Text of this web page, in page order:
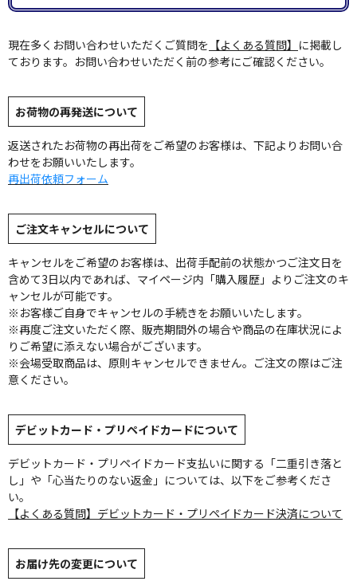
現在多くお問い合わせいただくご質問を 【よくある質問】 に掲載し
ております。お問い合わせいただく前の参考にご確認ください。
お荷物の再発送について
返送されたお荷物の再出荷をご希望のお客様は、下記よりお問い合
わせをお願いいたします。
再出荷依頼フォーム
ご注文キャンセルについて
キャンセルをご希望のお客様は、出荷手配前の状態かつご注文日を
含めて3日以内であれば、マイページ内「購入履歴」よりご注文のキ
ャンセルが可能です。
※お客様ご自身でキャンセルの手続きをお願いいたします。
※再度ご注文いただく際、販売期間外の場合や商品の在庫状況によ
りご希望に添えない場合がございます。
※会場受取商品は、原則キャンセルできません。ご注文の際はご注
意ください。
デビットカード・プリペイドカードについて
デビットカード・プリペイドカード支払いに関する「二重引き落と
し」や「心当たりのない返金」については、以下をご参考くださ
い。
【よくある質問】デビットカード・プリペイドカード決済について
お届け先の変更について